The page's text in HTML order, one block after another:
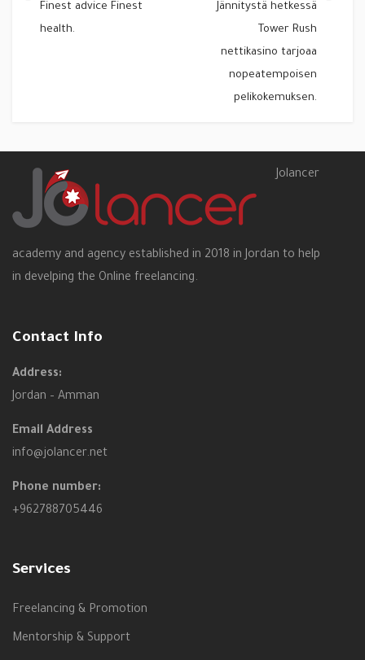
Finest advice Finest
health.
Jännitystä hetkessä
Tower Rush
nettikasino tarjoaa
nopeatempoisen
pelikokemuksen.
Jolancer
academy and agency established in 2018 in Jordan to help
in develping the Online freelancing.
Contact Info
Address:
Jordan – Amman
Email Address
info@jolancer.net
Phone number:
+962788705446
Services
Freelancing & Promotion
Mentorship & Support